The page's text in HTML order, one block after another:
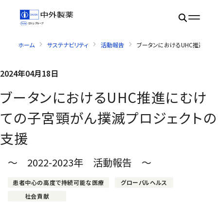
ホーム サステナビリティ 活動報告 ブータンにおけるUHC推進に
2024年04月18日
ブータンにおけるUHC推進にむけ
ての子宮頸がん撲滅プロジェクトの
支援
～ 2022-2023年 活動報告 ～
患者中心の高度で持続可能な医療
グローバルヘルス
社会貢献